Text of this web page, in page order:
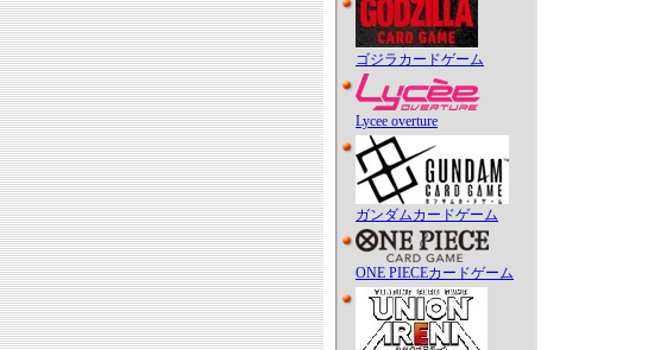
ゴジラカードゲーム
Lycee overture
ガンダムカードゲーム
ONE PIECEカードゲーム